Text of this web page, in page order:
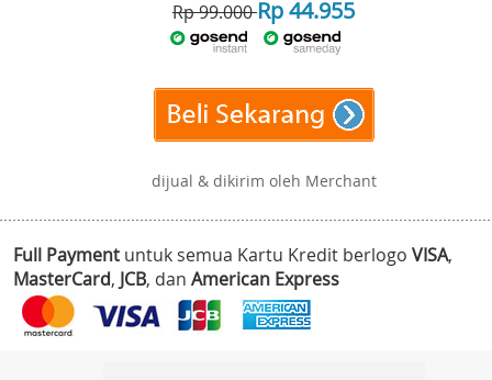
Rp 99.000Rp 44.955
dijual & dikirim oleh Merchant
Full Payment untuk semua Kartu Kredit berlogo VISA,
MasterCard, JCB, dan American Express